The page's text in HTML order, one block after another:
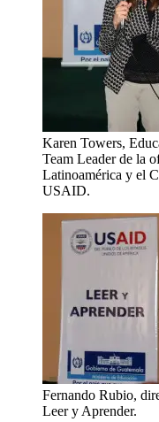
Karen Towers,
Team Leader de la
Latinoamérica y el
USAID.
Fernando Rubio,
Leer y Aprender.